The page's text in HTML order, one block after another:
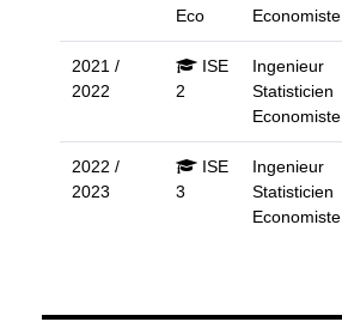
Eco
Economiste
2021 /
2022
ISE
2
Ingenieur
Statisticien
Economiste
2022 /
2023
ISE
3
Ingenieur
Statisticien
Economiste